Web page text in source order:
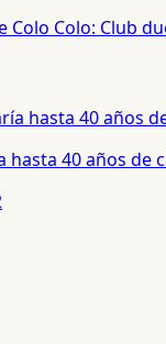
Colo: Club
40 años de